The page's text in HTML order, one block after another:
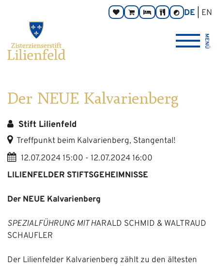
SpendenOnline-ZimmerTaverneKontrast
umschalten
DE
EN
Zisterzienserstift
Lilienfeld
verlinkt
MENÜ
Der NEUE Kalvarienberg
Stift Lilienfeld
Treffpunkt beim Kalvarienberg, Stangental!
12.07.2024 15:00 - 12.07.2024 16:00
LILIENFELDER STIFTSGEHEIMNISSE
Der NEUE Kalvarienberg
SPEZIALFÜHRUNG MIT HARALD SCHMID & WALTRAUD
SCHAUFLER
Der Lilienfelder Kalvarienberg zählt zu den ältesten